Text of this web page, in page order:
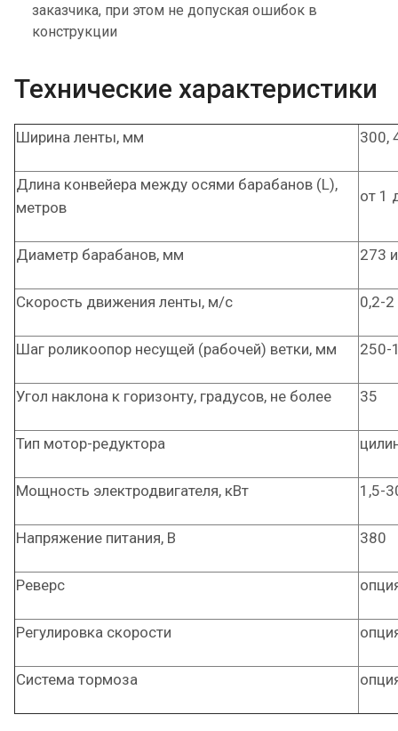
заказчика, при этом не допуская ошибок в
конструкции
Технические характеристики
Ширина ленты, мм 300,
Длина конвейера между осями барабанов (L),
метров
от 1
Диаметр барабанов, мм 273
Скорость движения ленты, м/с 0,2-2
Шаг роликоопор несущей (рабочей) ветки, мм 250-
Угол наклона к горизонту, градусов, не более 35
Тип мотор-редуктора
Мощность электродвигателя, кВт 1,5-
Напряжение питания, В 380
Реверс
Регулировка скорости
Система тормоза